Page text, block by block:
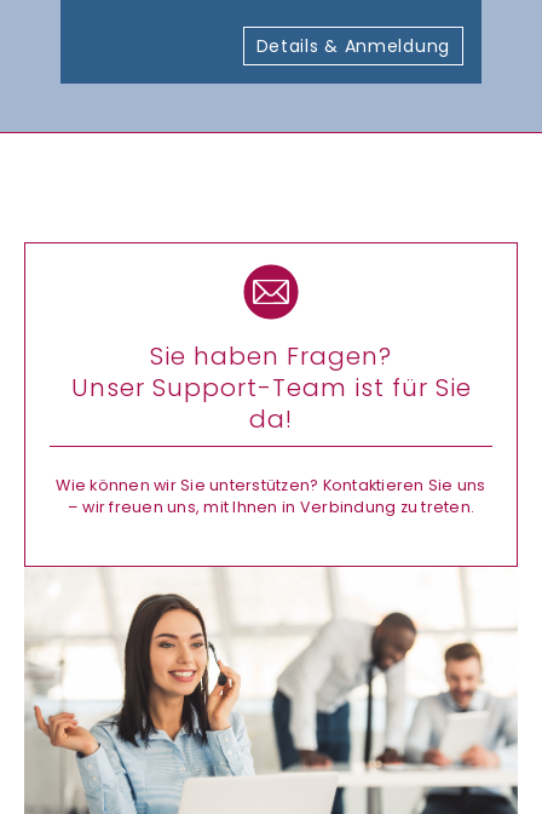
Details & Anmeldung
Sie haben Fragen?
Unser Support-Team ist für Sie
da!
Wie können wir Sie unterstützen? Kontaktieren Sie uns
– wir freuen uns, mit Ihnen in Verbindung zu treten.